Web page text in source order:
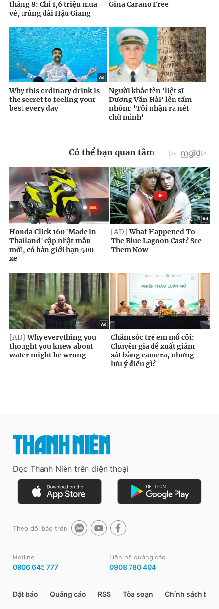
Đọc Thanh Niên trên điện thoại
Theo dõi báo trên
Hotline
0906 645 777
Liên hệ quảng cáo
0908 780 404
Đặt báo Quảng cáo RSS Tòa soạn Chính sách bảo